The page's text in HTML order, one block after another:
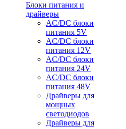
Блоки питания и
драйверы
AC/DC блоки
питания 5V
AC/DC блоки
питания 12V
AC/DC блоки
питания 24V
AC/DC блоки
питания 48V
Драйверы для
мощных
светодиодов
Драйверы для